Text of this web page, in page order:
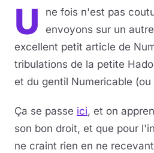
BD
Livres
Jeux vidéo
Musique
U
ne fois n'est pas
envoyons sur un
excellent petit article de
tribulations de la petite
et du gentil Numericable
Ça se passe ici, et on
son bon droit, et que pour
ne craint rien en ne